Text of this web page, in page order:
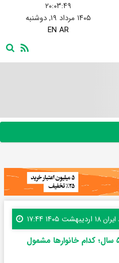
۲۰:۰۳:۵۰
۱۴۰۵ مرداد ۱۹, دوشنبه
EN AR
۱۸ اردیبهشت ۱۴۰۵ ۱۷:۴۴
یارانه جدید برای کودکان زیر ۵ سال؛ کدام خانوارها مشمول